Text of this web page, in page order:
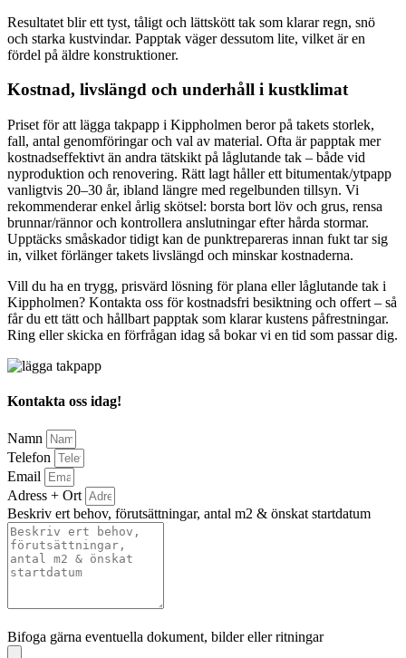
Resultatet blir ett tyst, tåligt och lättskött tak som klarar regn, snö
och starka kustvindar. Papptak väger dessutom lite, vilket är en
fördel på äldre konstruktioner.
Kostnad, livslängd och underhåll i kustklimat
Priset för att lägga takpapp i Kippholmen beror på takets storlek,
fall, antal genomföringar och val av material. Ofta är papptak mer
kostnadseffektivt än andra tätskikt på låglutande tak – både vid
nyproduktion och renovering. Rätt lagt håller ett bitumentak/ytpapp
vanligtvis 20–30 år, ibland längre med regelbunden tillsyn. Vi
rekommenderar enkel årlig skötsel: borsta bort löv och grus, rensa
brunnar/rännor och kontrollera anslutningar efter hårda stormar.
Upptäcks småskador tidigt kan de punktrepareras innan fukt tar sig
in, vilket förlänger takets livslängd och minskar kostnaderna.
Vill du ha en trygg, prisvärd lösning för plana eller låglutande tak i
Kippholmen? Kontakta oss för kostnadsfri besiktning och offert – så
får du ett tätt och hållbart papptak som klarar kustens påfrestningar.
Ring eller skicka en förfrågan idag så bokar vi en tid som passar dig.
Kontakta oss idag!
Namn
Telefon
Email
Adress + Ort
Beskriv ert behov, förutsättningar, antal m2 & önskat startdatum
Bifoga gärna eventuella dokument, bilder eller ritningar